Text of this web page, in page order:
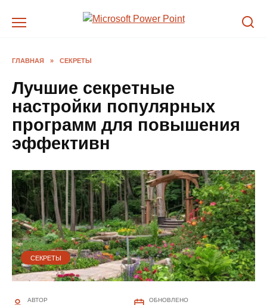
ГЛАВНАЯ » СЕКРЕТЫ
Лучшие секретные
настройки популярных
программ для повышения
эффективн
СЕКРЕТЫ
АВТОР ОБНОВЛЕНО